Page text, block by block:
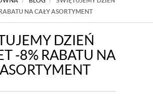
NA CAŁY ASORTYMENT
DZIEŃ
-8% RABATU NA